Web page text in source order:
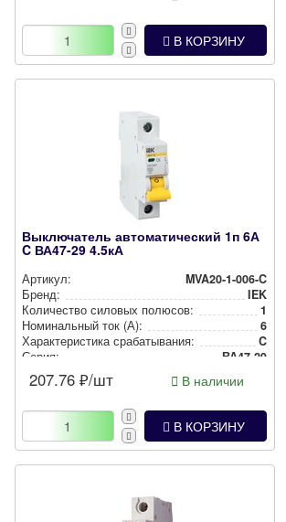
В КОРЗИНУ
Выключатель автоматический 1п 6А
C ВА47-29 4.5кА
Артикул:
MVA20-1-006-C
Бренд:
IEK
Количество силовых полюсов:
1
Номи­наль­ный ток (А):
6
Харак­те­рис­ти­ка сра­ба­ты­ва­ния:
C
Серия:
ВА47-29
207.76 ₽/шт В наличии
В КОРЗИНУ